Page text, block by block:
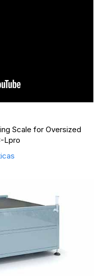
Scale for Oversized
Lpro